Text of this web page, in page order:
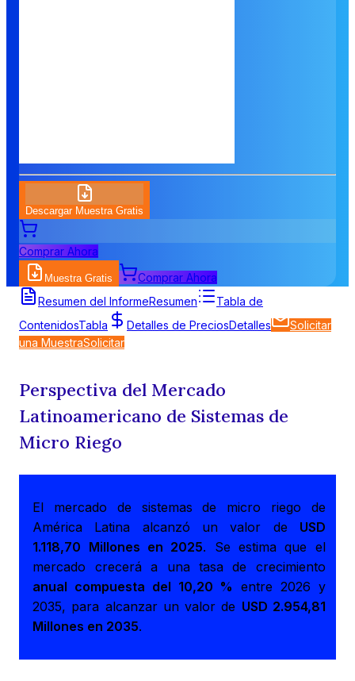
Descargar Muestra Gratis
Comprar Ahora
Muestra Gratis
Comprar Ahora
Resumen del InformeResumen
Tabla de
ContenidosTabla Detalles de PreciosDetalles
Solicitar
una MuestraSolicitar
Perspectiva del Mercado
Latinoamericano de Sistemas de
Micro Riego
El mercado de sistemas de micro riego de
América Latina alcanzó un valor de USD
1.118,70 Millones en 2025. Se estima que el
mercado crecerá a una tasa de crecimiento
anual compuesta del 10,20 % entre 2026 y
2035, para alcanzar un valor de USD 2.954,81
Millones en 2035.